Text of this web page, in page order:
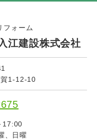
フォーム
江建設株式会社
1-12-10
17:00
、日曜